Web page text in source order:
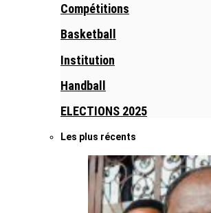
Compétitions
Basketball
Institution
Handball
ELECTIONS 2025
Les plus récents